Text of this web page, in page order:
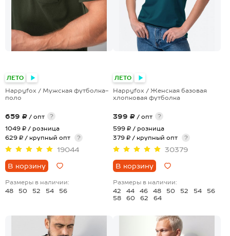
ЛЕТО
Happyfox / Мужская футболка-
поло
659 ₽ / опт
?
1049 ₽ / розница
629 ₽ / крупный опт
?
19044
В корзину
Размеры в наличии:
48
50 52 54 56
ЛЕТО
Happyfox / Женская базовая
хлопковая футболка
399 ₽ / опт
?
599 ₽ / розница
379 ₽ / крупный опт
?
30379
В корзину
Размеры в наличии:
42
44 46 48 50 52 54
56
58
60 62 64